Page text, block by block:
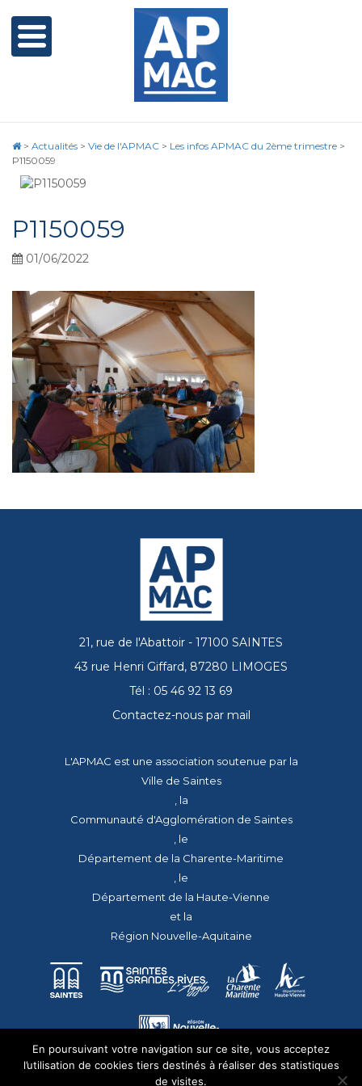
> Actualités > Vie de l'APMAC > Les infos APMAC du 2ème trimestre >
P1150059
P1150059
01/06/2022
21, rue de l'Abattoir - 17100 SAINTES
43 rue Henri Giffard, 87280 LIMOGES
Tél : 05 46 92 13 69
Contactez-nous par mail
L'APMAC est une association soutenue par la
Ville de Saintes
, la
Communauté d'Agglomération de Saintes
, le
Département de la Charente-Maritime
, le
Département de la Haute-Vienne
et la
Région Nouvelle-Aquitaine
En poursuivant votre navigation sur ce site, vous acceptez
l’utilisation de cookies tiers destinés à réaliser des statistiques
de visites.